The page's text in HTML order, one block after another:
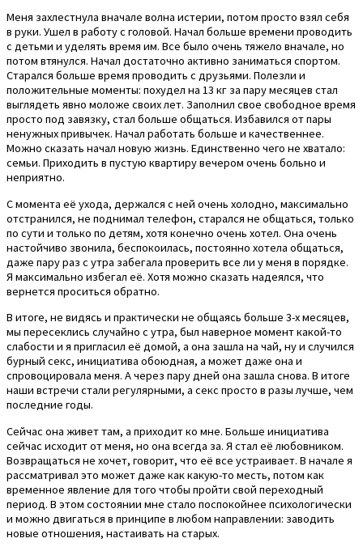
Меня захлестнула вначале волна истерии, потом просто взял себя
в руки. Ушел в работу с головой. Начал больше времени проводить
с детьми и уделять время им. Все было очень тяжело вначале, но
потом втянулся. Начал достаточно активно заниматься спортом.
Старался больше время проводить с друзьями. Полезли и
положительные моменты: похудел на 13 кг за пару месяцев стал
выглядеть явно моложе своих лет. Заполнил свое свободное время
просто под завязку, стал больше общаться. Избавился от пары
ненужных привычек. Начал работать больше и качественнее.
Можно сказать начал новую жизнь. Единственно чего не хватало:
семьи. Приходить в пустую квартиру вечером очень больно и
неприятно.
С момента её ухода, держался с ней очень холодно, максимально
отстранился, не поднимал телефон, старался не общаться, только
по сути и только по детям, хотя конечно очень хотел. Она очень
настойчиво звонила, беспокоилась, постоянно хотела общаться,
даже пару раз с утра забегала проверить все ли у меня в порядке.
Я максимально избегал её. Хотя можно сказать надеялся, что
вернется проситься обратно.
В итоге, не видясь и практически не общаясь больше 3-х месяцев,
мы пересеклись случайно с утра, был наверное момент какой-то
слабости и я пригласил её домой, а она зашла на чай, ну и случился
бурный секс, инициатива обоюдная, а может даже она и
спровоцировала меня. А через пару дней она зашла снова. В итоге
наши встречи стали регулярными, а секс просто в разы лучше, чем
последние годы.
Сейчас она живет там, а приходит ко мне. Больше инициатива
сейчас исходит от меня, но она всегда за. Я стал её любовником.
Возвращаться не хочет, говорит, что её все устраивает. В начале я
рассматривал это может даже как какую-то месть, потом как
временное явление для того чтобы пройти свой переходный
период. В этом состоянии мне стало поспокойнее психологически
и можно двигаться в принципе в любом направлении: заводить
новые отношения, настаивать на старых.